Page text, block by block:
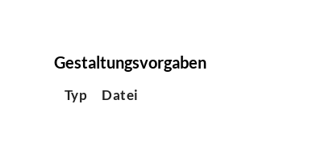
Gestaltungsvorgaben
Typ Datei